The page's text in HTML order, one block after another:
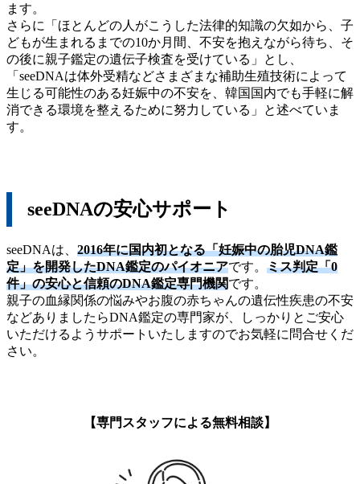
ます。
さらに「ほとんどの人がこうした法律的知識の欠如から、子
どもが生まれるまでの10か月間、不安を抱えながら待ち、そ
の後に親子鑑定の遺伝子検査を受けている」とし、
「seeDNAは体外受精などさまざまな補助生殖技術によって
生じる可能性のある妊娠中の不安を、韓国国内でも手軽に解
消できる環境を整えるために努力している」と述べていま
す。
seeDNAの安心サポート
seeDNAは、 2016年に国内初となる「妊娠中の胎児DNA鑑
定」を開発したDNA鑑定のパイオニアです。 ミス判定「0
件」の安心と信頼のDNA鑑定専門機関です。
親子の血縁関係の悩みやお腹の赤ちゃんの遺伝性疾患の不安
などありましたらDNA鑑定の専門家が、しっかりとご安心
いただけるようサポートいたしますのでお気軽に問合せくだ
さい。
【専門スタッフによる無料相談】